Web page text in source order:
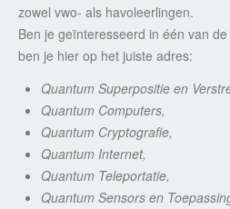
zowel vwo- als havoleerlingen.
Ben je geïnteresseerd in één van
ben je hier op het juiste adres:
Quantum Superpositie en
Quantum Computers,
Quantum Cryptografie,
Quantum Internet,
Quantum Teleportatie,
Quantum Sensors en